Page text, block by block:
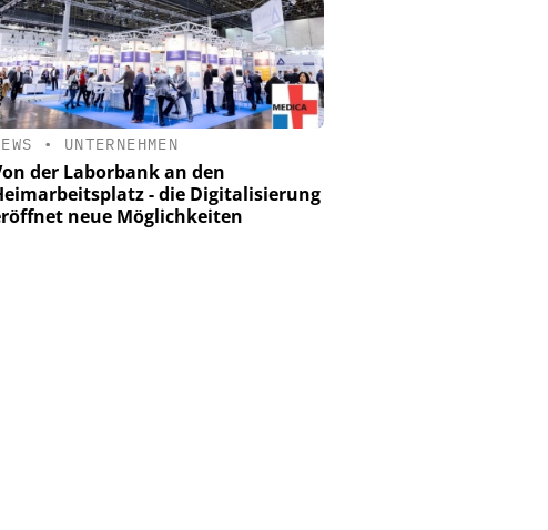
• UNTERNEHMEN
der Laborbank an den
- die Digitalisierung
neue Möglichkeiten